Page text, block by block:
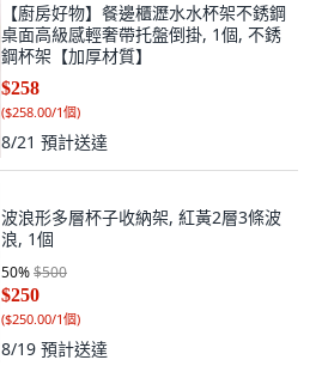
【廚房好物】餐邊櫃瀝水水杯架不銹鋼
桌面高級感輕奢帶托盤倒掛, 1個, 不銹
鋼杯架【加厚材質】
$258
($258.00/1個)
8/21 預計送達
波浪形多層杯子收納架, 紅黃2層3條波
浪, 1個
50%$500
$250
($250.00/1個)
8/19 預計送達